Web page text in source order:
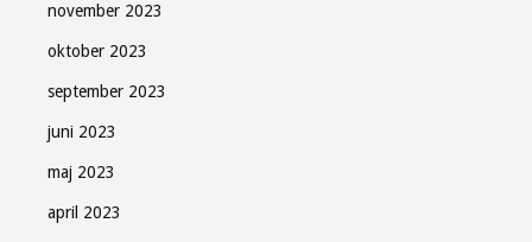
november 2023
oktober 2023
september 2023
juni 2023
maj 2023
april 2023